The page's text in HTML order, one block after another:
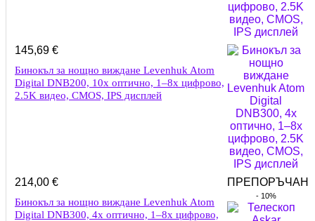
145,69 €
Бинокъл за нощно виждане Levenhuk Atom
Digital DNB200, 10x оптично, 1–8x цифрово,
2.5K видео, CMOS, IPS дисплей
214,00 €
Бинокъл за нощно виждане Levenhuk Atom
Digital DNB300, 4x оптично, 1–8x цифрово,
ПРЕПОРЪЧАН
- 10%